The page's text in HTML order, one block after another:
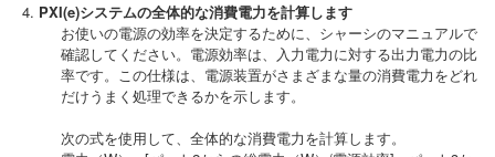
PXI(e)システムの全体的な消費電力を計算します
お使いの電源の効率を決定するために、シャーシのマニュアルで
確認してください。電源効率は、入力電力に対する出力電力の比
率です。この仕様は、電源装置がさまざまな量の消費電力をどれ
だけうまく処理できるかを示します。
次の式を使用して、全体的な消費電力を計算します。